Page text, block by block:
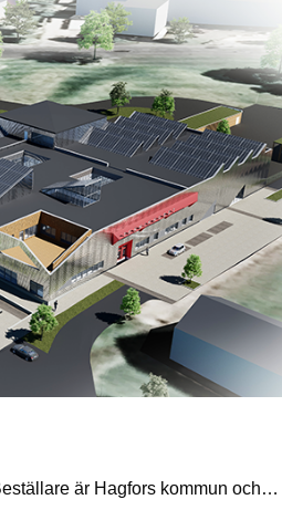
är Hagfors kommun och…